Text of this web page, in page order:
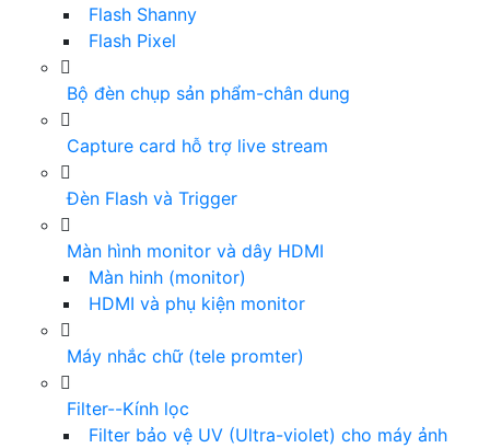
Flash Shanny
Flash Pixel
Bộ đèn chụp sản phẩm-chân dung
Capture card hỗ trợ live stream
Đèn Flash và Trigger
Màn hình monitor và dây HDMI
Màn hinh (monitor)
HDMI và phụ kiện monitor
Máy nhắc chữ (tele promter)
Filter--Kính lọc
Filter bảo vệ UV (Ultra-violet) cho máy ảnh